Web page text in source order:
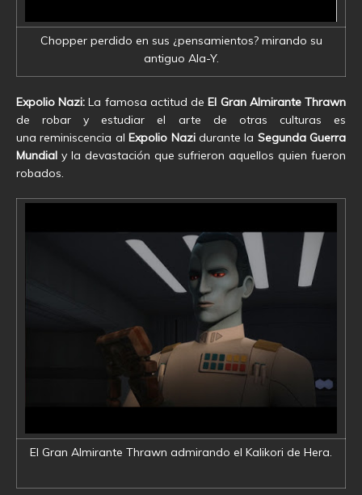
Chopper perdido en sus ¿pensamientos? mirando su
antiguo Ala-Y.
Expolio Nazi: La famosa actitud deEl Gran Almirante Thrawn
de robar y estudiar el arte de otras culturas es
una reminiscencia alExpolio Nazi durante la Segunda Guerra
Mundial y la devastación que sufrieron aquellos quien fueron
robados.
El Gran Almirante Thrawn admirando el Kalikori de Hera.